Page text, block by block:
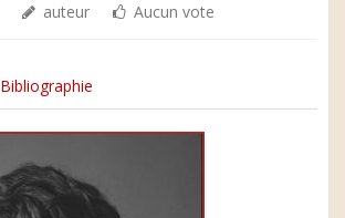
auteur Aucun vote
Bibliographie